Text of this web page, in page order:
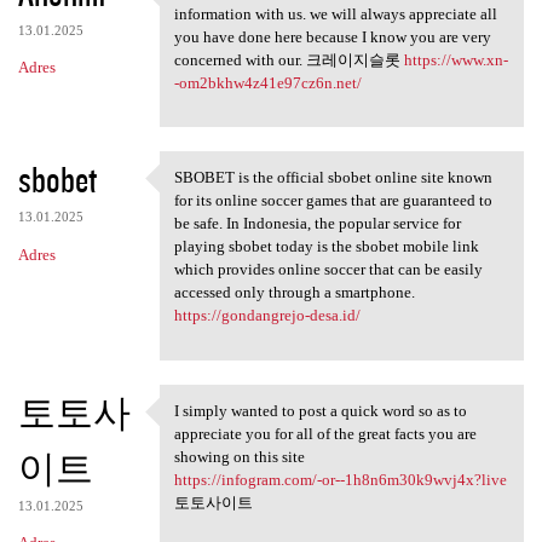
13.01.2025
Adres
Thank you because you have
information with us. we will always appreciate all
you have done here because I know you are very
concerned with our. 크레이지슬롯 https://www.xn-
-om2bkhw4z41e97cz6n.net/
sbobet
13.01.2025
Adres
SBOBET is the official sbobet
SBOBET is the official sbobet online site known
for its online soccer games that are guaranteed to
be safe. In Indonesia, the popular service for
playing sbobet today is the sbobet mobile link
which provides online soccer that can be easily
accessed only through a smartphone.
https://gondangrejo-desa.id/
토토사
이트
13.01.2025
I simply wanted to post a
I simply wanted to post a quick word so as to
appreciate you for all of the great facts you are
showing on this site
https://infogram.com/-or--1h8n6m30k9wvj4x?live
토토사이트